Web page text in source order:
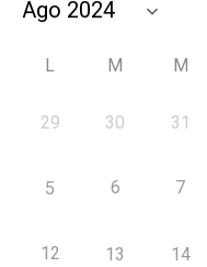
L M M
29 30 31
5 6 7
12 13 14